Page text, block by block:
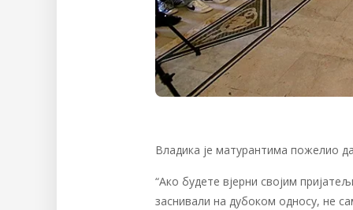
Владика је матурантима пожелио
“Ако будете вјерни својим
заснивали на дубоком односу, не